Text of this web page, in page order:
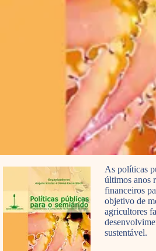
As políticas
últimos anos
financeiros
objetivo de
agricultores
sustentável.